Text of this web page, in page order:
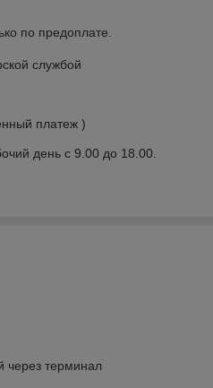
по предоплате.
службой
платеж )
день с 9.00 до 18.00.
через терминал